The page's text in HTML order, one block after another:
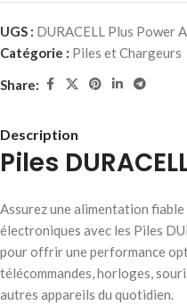
UGS : DURACELL Plus Power
Catégorie : Piles et Chargeurs
Share:
Description
Piles
Assurez une alimentation
électroniques avec les Piles
pour offrir une performance
télécommandes, horloges,
autres appareils du quotidien.